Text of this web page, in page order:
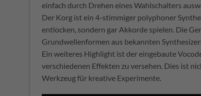
einfach durch Drehen eines Wahlschalters
Der Korg ist ein 4-stimmiger polyphoner
entlocken, sondern gar Akkorde spielen. Die
Grundwellenformen aus bekannten
Ein weiteres Highlight ist der eingebaute
verschiedenen Effekten zu versehen. Dies ist
Werkzeug für kreative Experimente.